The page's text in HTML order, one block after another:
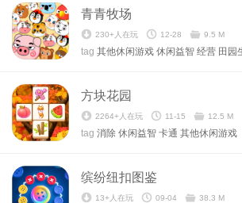
青青牧场
230+人在玩 12-28 9.5 M
tag 其他休闲游戏 休闲益智 经营 田园
方块花园
2264+人在玩 11-15 12.5 M
tag 消除 休闲益智 卡通 其他休闲游戏
缤纷纽扣图鉴
13+人在玩 09-04 38.3 M